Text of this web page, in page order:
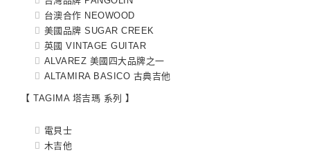
台澳合作 NEOWOOD
美國品牌 SUGAR CREEK
英國 VINTAGE GUITAR
ALVAREZ 美國四大品牌之一
ALTAMIRA BASICO 古典吉他
【 TAGIMA 塔吉瑪 系列 】
電貝士
木吉他